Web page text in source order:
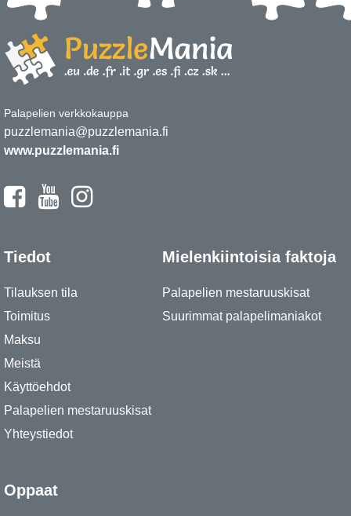
Palapelien verkkokauppa
puzzlemania@puzzlemania.fi
www.puzzlemania.fi
Tiedot
Tilauksen tila
Toimitus
Maksu
Meistä
Käyttöehdot
Palapelien mestaruuskisat
Yhteystiedot
Mielenkiintoisia faktoja
Palapelien mestaruuskisat
Suurimmat palapelimaniakot
Oppaat